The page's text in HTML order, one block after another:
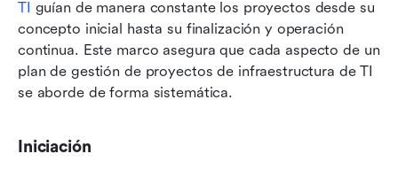
TI guían de manera constante los proyectos desde su
concepto inicial hasta su finalización y operación
continua. Este marco asegura que cada aspecto de un
plan de gestión de proyectos de infraestructura de TI
se aborde de forma sistemática.
Iniciación